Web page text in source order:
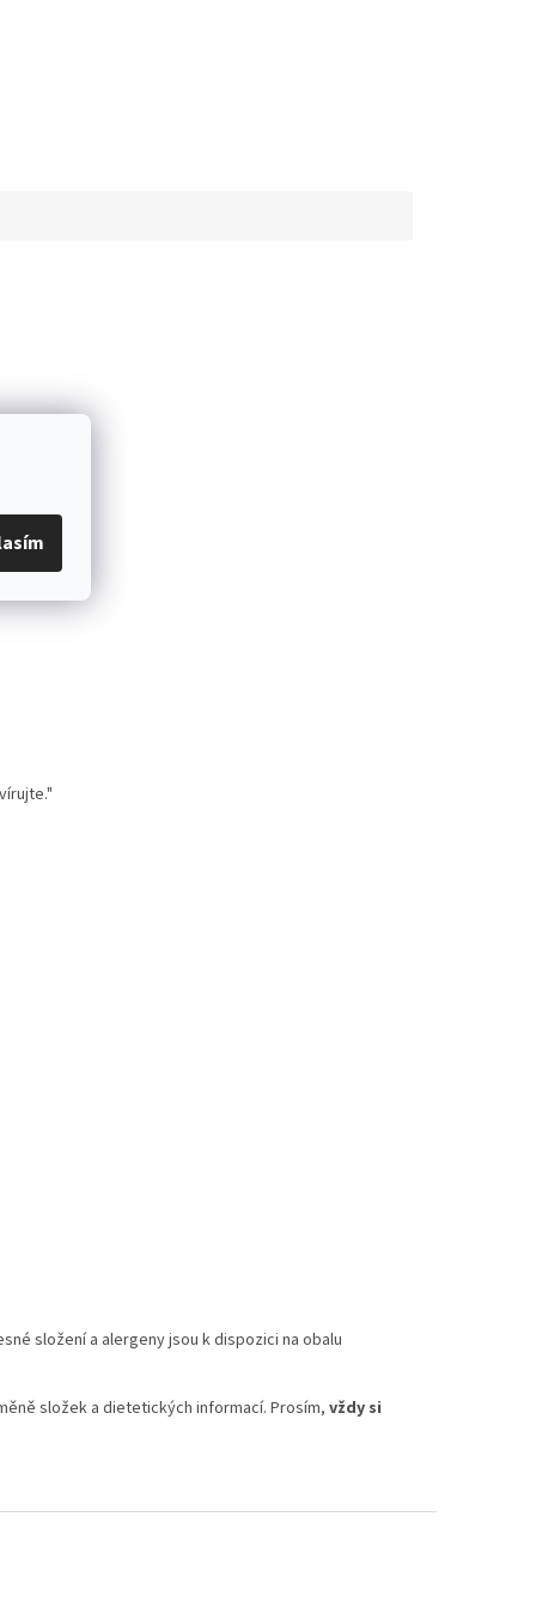
složení a alergeny jsou k dispozici na obalu
složek a dietetických informací. Prosím, vždy si